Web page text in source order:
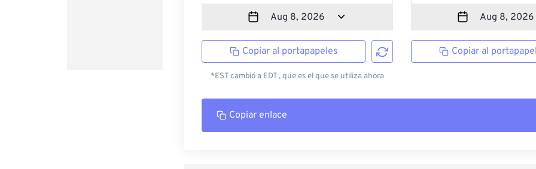
Copiar al portapapeles
*EST cambió a EDT , que es el que se utiliza ahora
Copiar al
Copiar enlace